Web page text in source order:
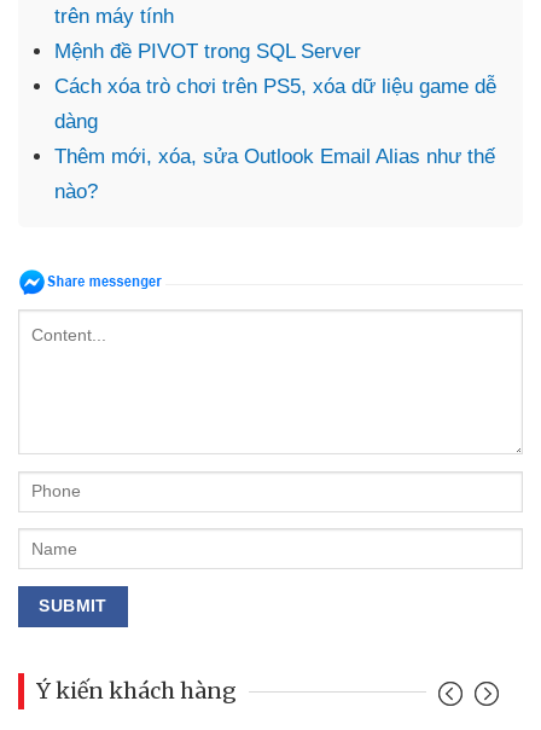
trên máy tính
Mệnh đề PIVOT trong SQL Server
Cách xóa trò chơi trên PS5, xóa dữ liệu game dễ
dàng
Thêm mới, xóa, sửa Outlook Email Alias như thế
nào?
Ý kiến khách hàng